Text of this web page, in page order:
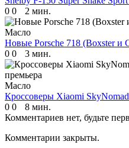
0 0 2 мин.
Масло
Новые Porsche 718 (Boxster и
0 0 3 мин.
Масло
Кроссоверы Xiaomi
0 0
8 мин.
Комментариев нет, будьте
Комментарии закрыты.